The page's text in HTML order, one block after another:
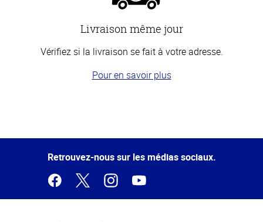
Livraison même jour
Vérifiez si la livraison se fait à votre adresse.
Pour en savoir plus
de la
Retrouvez-nous sur les médias sociaux.